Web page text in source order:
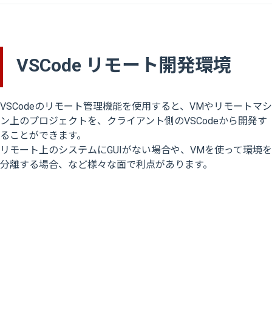
VSCode リモート開発環境
VSCodeのリモート管理機能を使用すると、VMやリモートマシ
ン上のプロジェクトを、クライアント側のVSCodeから開発す
ることができます。
リモート上のシステムにGUIがない場合や、VMを使って環境を
分離する場合、など様々な面で利点があります。